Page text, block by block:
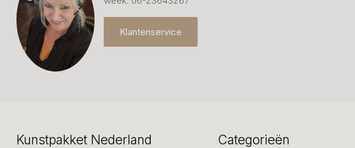
Klantenservice
Kunstpakket Nederland Categorieën